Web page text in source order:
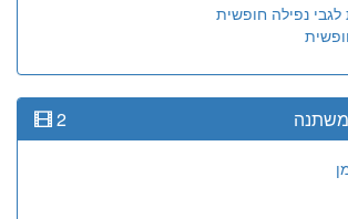
לגבי נפילה חופשית
2